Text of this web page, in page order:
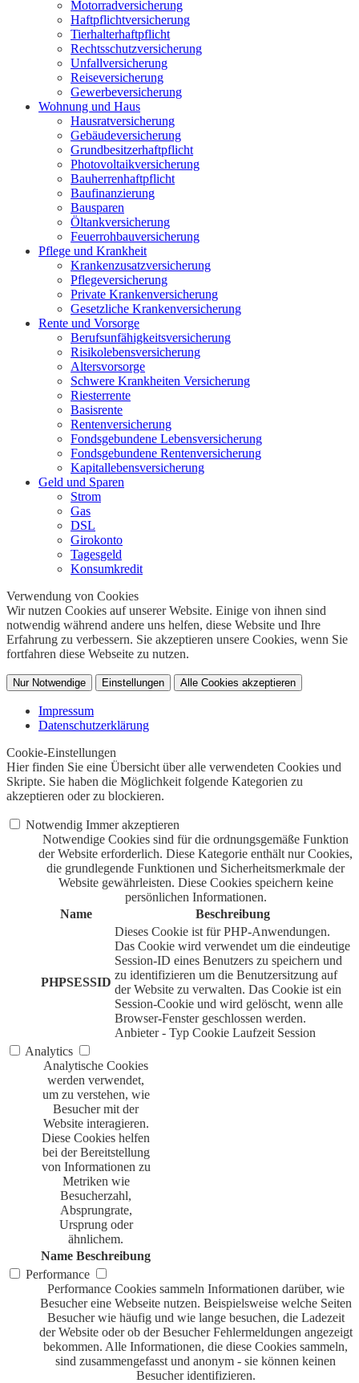
Motorradversicherung
Haftpflichtversicherung
Tierhalterhaftpflicht
Rechtsschutzversicherung
Unfallversicherung
Reiseversicherung
Gewerbeversicherung
Wohnung und Haus
Hausratversicherung
Gebäudeversicherung
Grundbesitzerhaftpflicht
Photovoltaikversicherung
Bauherrenhaftpflicht
Baufinanzierung
Bausparen
Öltankversicherung
Feuerrohbauversicherung
Pflege und Krankheit
Krankenzusatzversicherung
Pflegeversicherung
Private Krankenversicherung
Gesetzliche Krankenversicherung
Rente und Vorsorge
Berufs­unfähigkeitsversicherung
Risikolebensversicherung
Altersvorsorge
Schwere Krankheiten Versicherung
Riesterrente
Basisrente
Rentenversicherung
Fondsgebundene Lebensversicherung
Fondsgebundene Rentenversicherung
Kapitallebensversicherung
Geld und Sparen
Strom
Gas
DSL
Girokonto
Tagesgeld
Konsumkredit
Verwendung von Cookies
Wir nutzen Cookies auf unserer Website. Einige von ihnen sind
notwendig während andere uns helfen, diese Website und Ihre
Erfahrung zu verbessern. Sie akzeptieren unsere Cookies, wenn Sie
fortfahren diese Webseite zu nutzen.
Nur Notwendige Einstellungen Alle Cookies akzeptieren
Impressum
Datenschutzerklärung
Cookie-Einstellungen
Hier finden Sie eine Übersicht über alle verwendeten Cookies und
Skripte. Sie haben die Möglichkeit folgende Kategorien zu
akzeptieren oder zu blockieren.
Notwendig Immer akzeptieren
Notwendige Cookies sind für die ordnungsgemäße Funktion
der Website erforderlich. Diese Kategorie enthält nur Cookies,
die grundlegende Funktionen und Sicherheitsmerkmale der
Website gewährleisten. Diese Cookies speichern keine
persönlichen Informationen.
Name
Beschreibung
PHPSESSID
Dieses Cookie ist für PHP-Anwendungen.
Das Cookie wird verwendet um die eindeutige
Session-ID eines Benutzers zu speichern und
zu identifizieren um die Benutzersitzung auf
der Website zu verwalten. Das Cookie ist ein
Session-Cookie und wird gelöscht, wenn alle
Browser-Fenster geschlossen werden.
Anbieter - Typ Cookie Laufzeit Session
Analytics
Analytische Cookies
werden verwendet,
um zu verstehen, wie
Besucher mit der
Website interagieren.
Diese Cookies helfen
bei der Bereitstellung
von Informationen zu
Metriken wie
Besucherzahl,
Absprungrate,
Ursprung oder
ähnlichem.
Name Beschreibung
Performance
Performance Cookies sammeln Informationen darüber, wie
Besucher eine Webseite nutzen. Beispielsweise welche Seiten
Besucher wie häufig und wie lange besuchen, die Ladezeit
der Website oder ob der Besucher Fehlermeldungen angezeigt
bekommen. Alle Informationen, die diese Cookies sammeln,
sind zusammengefasst und anonym - sie können keinen
Besucher identifizieren.